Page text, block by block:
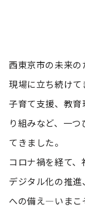
西東京市の未来
現場に立ち続けて
子育て支援、教
り組みなど、一
てきました。
コロナ禍を経て、
デジタル化の推
への備え―いまこ